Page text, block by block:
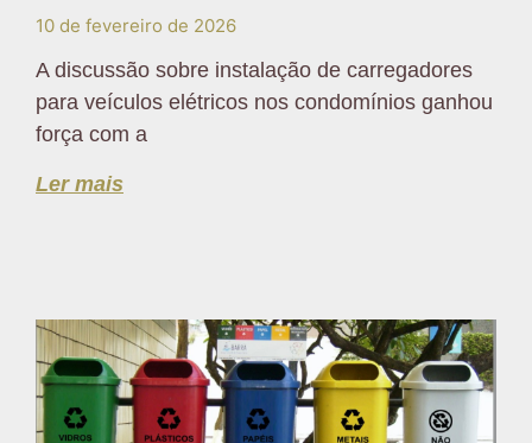
10 de fevereiro de 2026
A discussão sobre instalação de carregadores
para veículos elétricos nos condomínios ganhou
força com a
Ler mais